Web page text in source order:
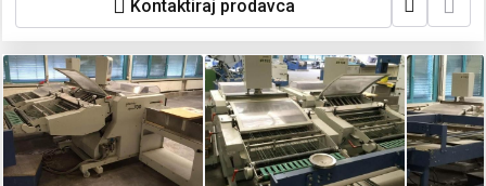
Kontaktiraj prodavca